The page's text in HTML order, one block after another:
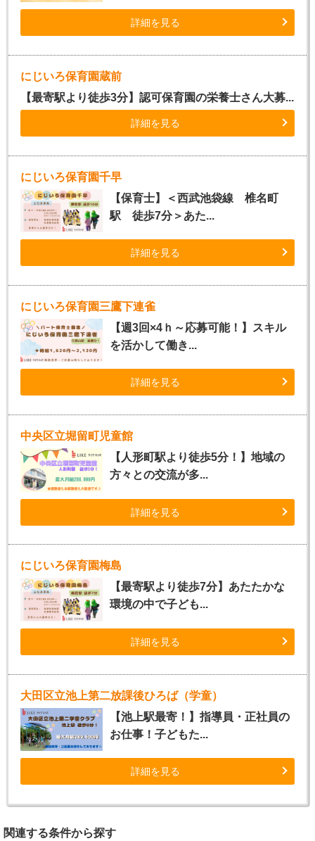
詳細を見る
にじいろ保育園蔵前
【最寄駅より徒歩3分】認可保育園の栄養士さん大募...
詳細を見る
にじいろ保育園千早
【保育士】＜西武池袋線 椎名町
駅 徒歩7分＞あた...
詳細を見る
にじいろ保育園三鷹下連雀
【週3回×4ｈ～応募可能！】スキル
を活かして働き...
詳細を見る
中央区立堀留町児童館
【人形町駅より徒歩5分！】地域の
方々との交流が多...
詳細を見る
にじいろ保育園梅島
【最寄駅より徒歩7分】あたたかな
環境の中で子ども...
詳細を見る
大田区立池上第二放課後ひろば（学童）
【池上駅最寄！】指導員・正社員の
お仕事！子どもた...
詳細を見る
関連する条件から探す